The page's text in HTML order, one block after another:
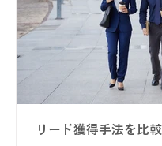
リード獲得手法を比